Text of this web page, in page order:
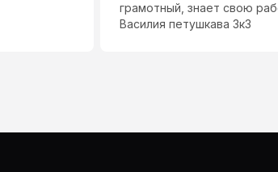
грамотный, знает свою
Василия петушкава 3к3